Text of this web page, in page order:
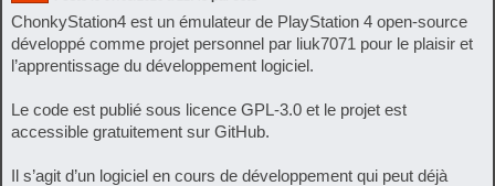
ChonkyStation4 est un émulateur de PlayStation 4 open‑source
développé comme projet personnel par liuk7071 pour le plaisir et
l’apprentissage du développement logiciel.
Le code est publié sous licence GPL‑3.0 et le projet est
accessible gratuitement sur GitHub.
Il s’agit d’un logiciel en cours de développement qui peut déjà